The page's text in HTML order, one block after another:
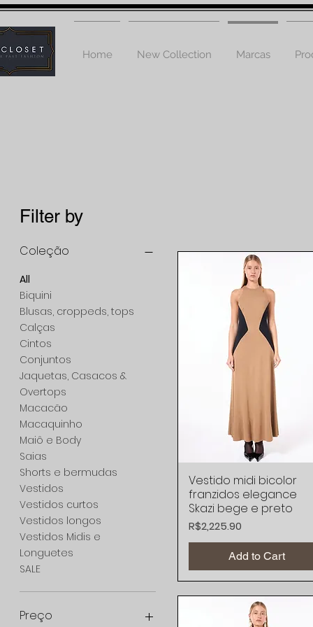
Home New Collection Marcas
Filter by
Coleção
All
Biquini
Blusas, croppeds, tops
Calças
Cintos
Conjuntos
Jaquetas, Casacos &
Overtops
Macacão
Macaquinho
Maiô e Body
Saias
Shorts e bermudas
Vestidos
Vestidos curtos
Vestidos longos
Vestidos Midis e
Longuetes
SALE
Preço
Quick View
Vestido midi bicolor
franzidos elegance
Skazi bege e preto
Price
R$2,225.90
Add to Cart